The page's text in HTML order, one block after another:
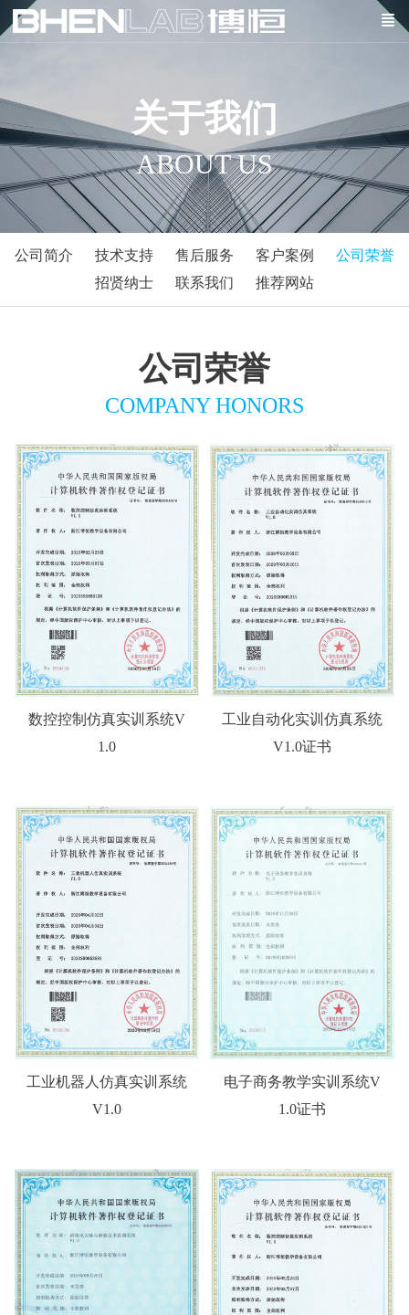
关于我们
ABOUT US
公司简介 技术支持 售后服务 客户案例
公司荣誉
招贤纳士
联系我们 推荐网站
公司荣誉
COMPANY HONORS
数控控制仿真实训系统V
1.0
工业自动化实训仿真系统
V1.0证书
工业机器人仿真实训系统
V1.0
电子商务教学实训系统V
1.0证书